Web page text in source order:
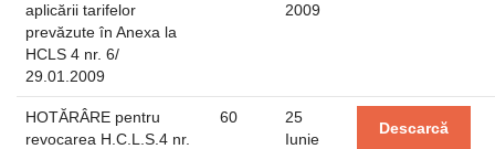
aplicării tarifelor
prevăzute în Anexa la
HCLS 4 nr. 6/
29.01.2009
2009
HOTĂRÂRE pentru
revocarea H.C.L.S.4 nr.
60
25
Iunie
Descarcă